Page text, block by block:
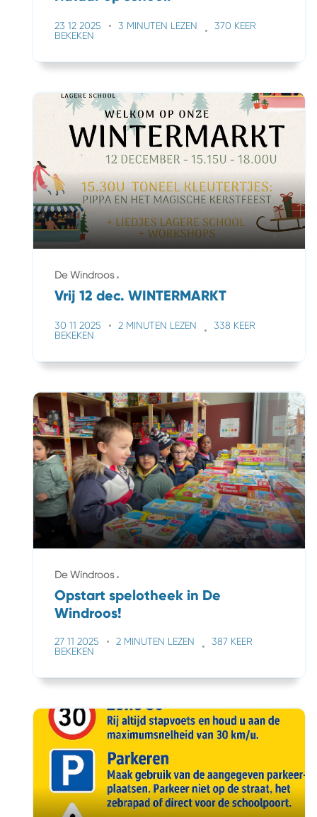
23 12 2025 3 MINUTEN LEZEN
370 KEER
BEKEKEN
De Windroos
Vrij 12 dec. WINTERMARKT
30 11 2025 2 MINUTEN LEZEN
338 KEER
BEKEKEN
De Windroos
Opstart spelotheek in De
Windroos!
27 11 2025 2 MINUTEN LEZEN
387 KEER
BEKEKEN